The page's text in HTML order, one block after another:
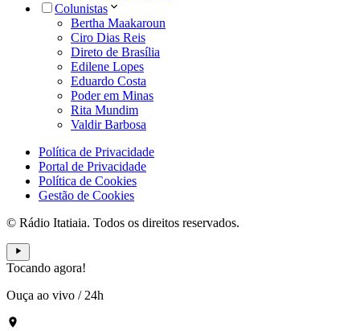
Colunistas
Bertha Maakaroun
Ciro Dias Reis
Direto de Brasília
Edilene Lopes
Eduardo Costa
Poder em Minas
Rita Mundim
Valdir Barbosa
Política de Privacidade
Portal de Privacidade
Política de Cookies
Gestão de Cookies
© Rádio Itatiaia. Todos os direitos reservados.
Tocando agora!
Ouça ao vivo / 24h